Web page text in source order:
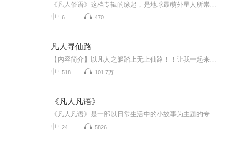
6 470
凡人寻仙路
518 101.7万
《凡人凡语》
24 5826